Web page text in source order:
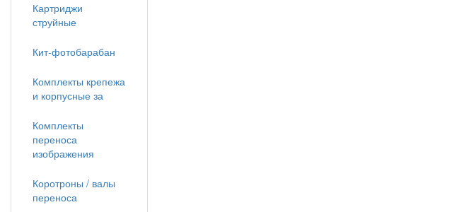
Картриджи
струйные
Кит-фотобарабан
Комплекты крепежа
и корпусные за
Комплекты
переноса
изображения
Коротроны / валы
переноса